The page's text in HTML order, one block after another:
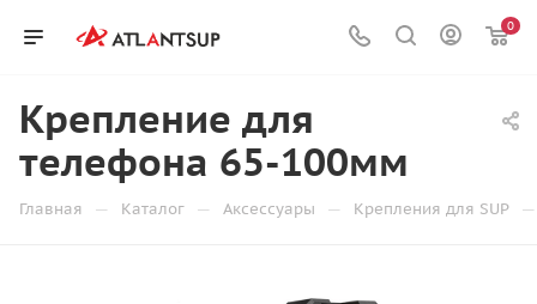
0
Крепление для
телефона 65-100мм
Главная — Каталог — Аксессуары — Крепления для SUP —